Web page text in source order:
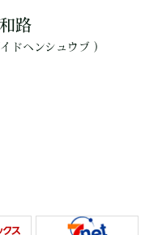
路
ドヘンシュウブ ）